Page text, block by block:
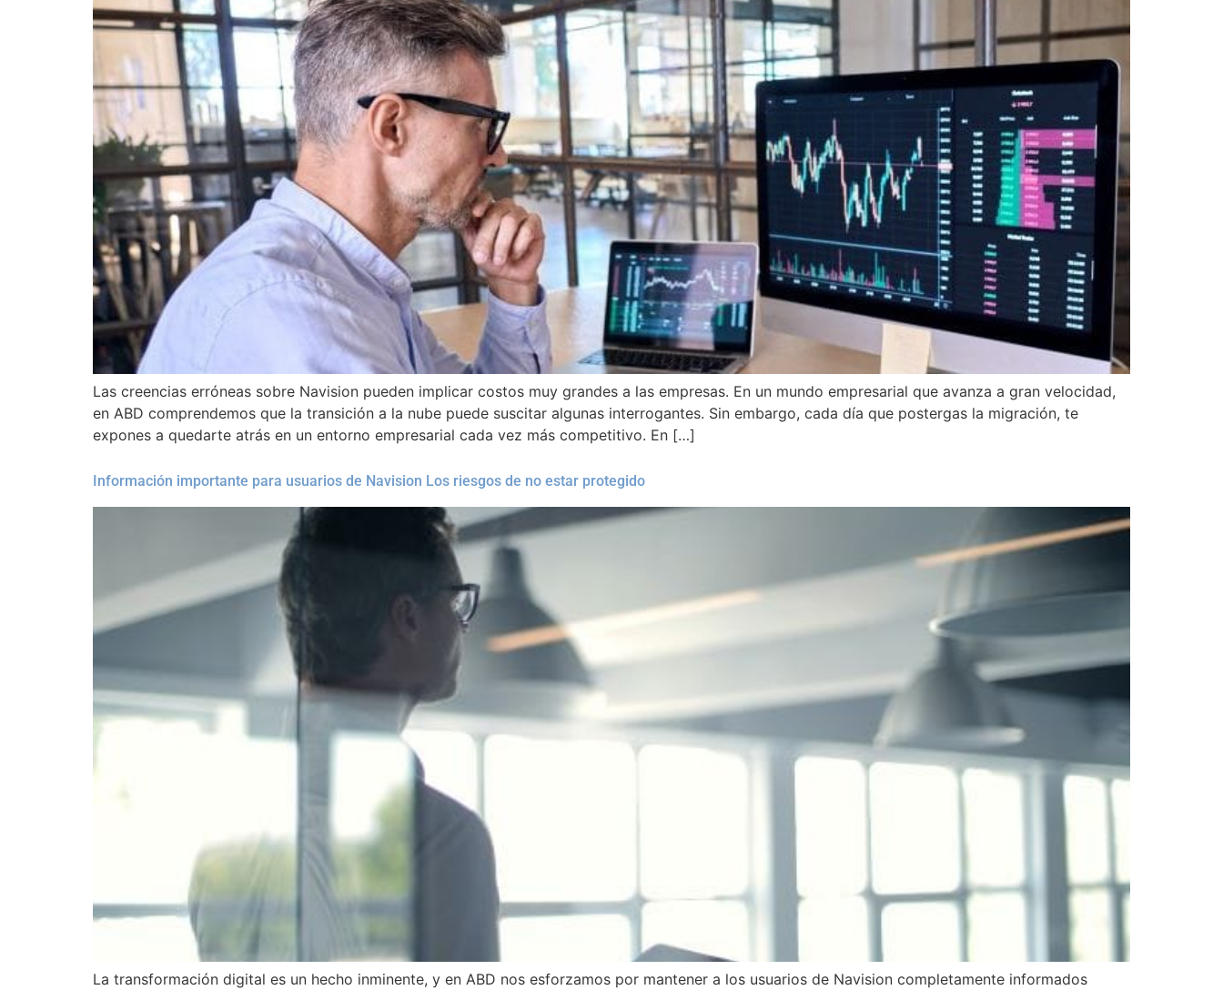
Las creencias erróneas sobre Navision pueden implicar costos muy grandes a las empresas. En un mundo empresarial que avanza a gran velocidad,
en ABD comprendemos que la transición a la nube puede suscitar algunas interrogantes. Sin embargo, cada día que postergas la migración, te
expones a quedarte atrás en un entorno empresarial cada vez más competitivo. En […]
Información importante para usuarios de Navision Los riesgos de no estar protegido
La transformación digital es un hecho inminente, y en ABD nos esforzamos por mantener a los usuarios de Navision completamente informados